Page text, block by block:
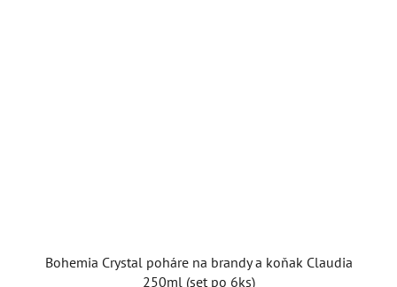
Bohemia Crystal poháre na brandy a koňak Claudia
250ml (set po 6ks)